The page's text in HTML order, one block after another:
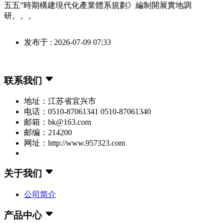
五五”時期構建現代化產業體系規劃》編制開展實地調
研。。。
发布于 : 2026-07-09 07:33
联系我们
地址：江苏省宜兴市
电话：0510-87061341 0510-87061340
邮箱：bk@163.com
邮编：214200
网址：http://www.957323.com
关于我们
公司简介
产品中心